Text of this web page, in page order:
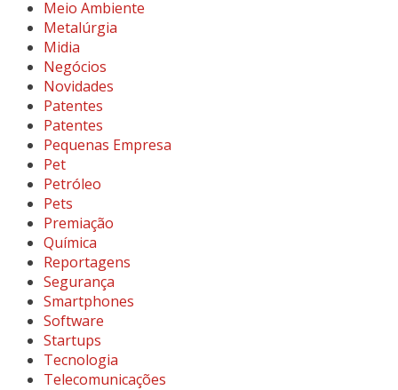
Meio Ambiente
Metalúrgia
Midia
Negócios
Novidades
Patentes
Patentes
Pequenas Empresa
Pet
Petróleo
Pets
Premiação
Química
Reportagens
Segurança
Smartphones
Software
Startups
Tecnologia
Telecomunicações